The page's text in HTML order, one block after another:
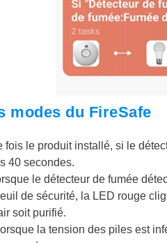
modes du FireSafe
fois le produit installé, si le
40 secondes.
le détecteur de fumée
de sécurité, la LED rouge
soit purifié.
la tension des piles est